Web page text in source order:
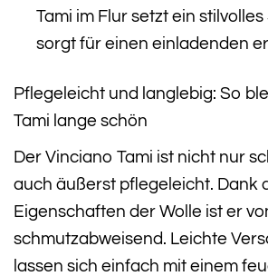
Tami im Flur setzt ein
sorgt für einen einladenden
Pflegeleicht und langlebig: So
Tami lange schön
Der Vinciano Tami ist nicht nur
auch äußerst pflegeleicht. Dank
Eigenschaften der Wolle ist er
schmutzabweisend. Leichte
lassen sich einfach mit einem